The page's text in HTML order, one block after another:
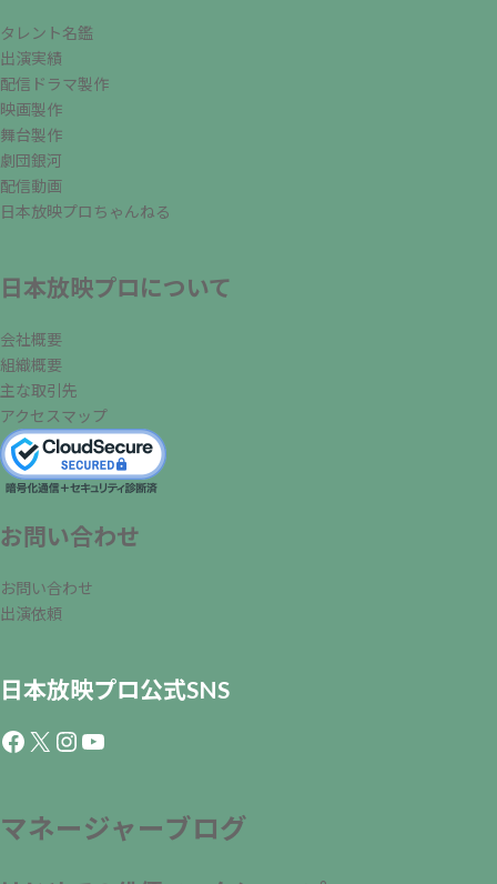
タレント名鑑
出演実績
配信ドラマ製作
映画製作
舞台製作
劇団銀河
配信動画
日本放映プロちゃんねる
日本放映プロについて
会社概要
組織概要
主な取引先
アクセスマップ
お問い合わせ
お問い合わせ
出演依頼
日本放映プロ公式SNS
Facebook
X Instagram
YouTube
マネージャーブログ